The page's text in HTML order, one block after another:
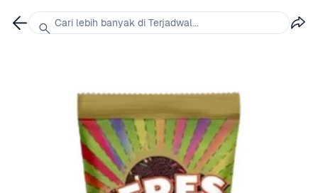
Cari lebih banyak di Terjadwal...